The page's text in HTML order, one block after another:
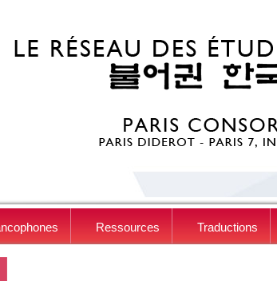
Ressources Traductions